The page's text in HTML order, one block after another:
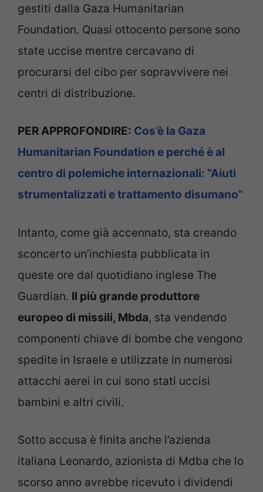
gestiti dalla Gaza Humanitarian
Foundation. Quasi ottocento persone sono
state uccise mentre cercavano di
procurarsi del cibo per sopravvivere nei
centri di distribuzione.
PER APPROFONDIRE: Cos’è la Gaza
Humanitarian Foundation e perché è al
centro di polemiche internazionali: “Aiuti
strumentalizzati e trattamento disumano”
Intanto, come già accennato, sta creando
sconcerto un’inchiesta pubblicata in
queste ore dal quotidiano inglese The
Guardian. Il più grande produttore
europeo di missili, Mbda, sta vendendo
componenti chiave di bombe che vengono
spedite in Israele e utilizzate in numerosi
attacchi aerei in cui sono stati uccisi
bambini e altri civili.
Sotto accusa è finita anche l’azienda
italiana Leonardo, azionista di Mdba che lo
scorso anno avrebbe ricevuto i dividendi